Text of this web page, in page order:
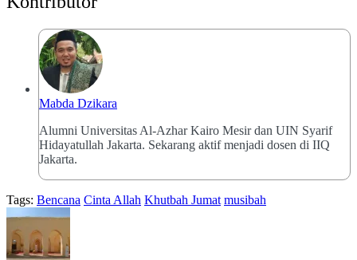
Mabda Dzikara
Alumni Universitas Al-Azhar Kairo Mesir dan UIN Syarif
Hidayatullah Jakarta. Sekarang aktif menjadi dosen di IIQ
Jakarta.
Tags: Bencana Cinta Allah Khutbah Jumat musibah